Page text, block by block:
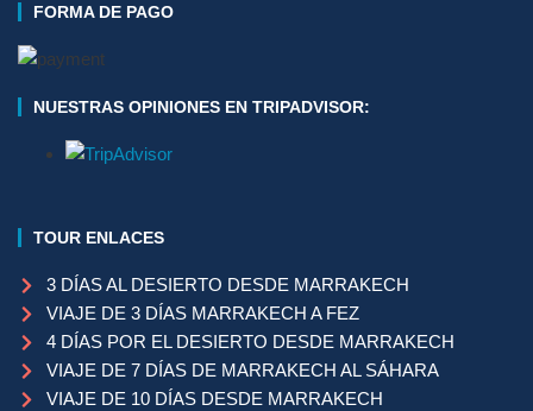
FORMA DE PAGO
NUESTRAS OPINIONES EN TRIPADVISOR:
TOUR ENLACES
3 DÍAS AL DESIERTO DESDE MARRAKECH
VIAJE DE 3 DÍAS MARRAKECH A FEZ
4 DÍAS POR EL DESIERTO DESDE MARRAKECH
VIAJE DE 7 DÍAS DE MARRAKECH AL SÁHARA
VIAJE DE 10 DÍAS DESDE MARRAKECH